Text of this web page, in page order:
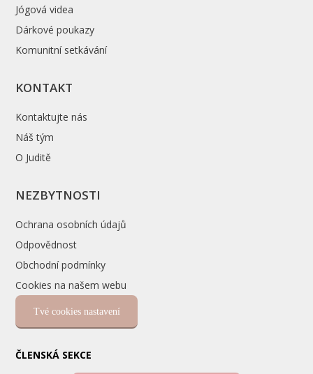
Jógová videa
Dárkové poukazy
Komunitní setkávání
KONTAKT
Kontaktujte nás
Náš tým
O Juditě
NEZBYTNOSTI
Ochrana osobních údajů
Odpovědnost
Obchodní podmínky
Cookies na našem webu
Tvé cookies nastavení
ČLENSKÁ SEKCE